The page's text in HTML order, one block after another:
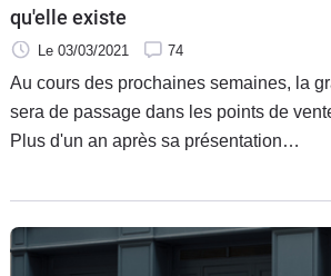
qu'elle existe
Le 03/03/2021 74
Au cours des prochaines semaines, la
sera de passage dans les points de
Plus d'un an après sa présentation…